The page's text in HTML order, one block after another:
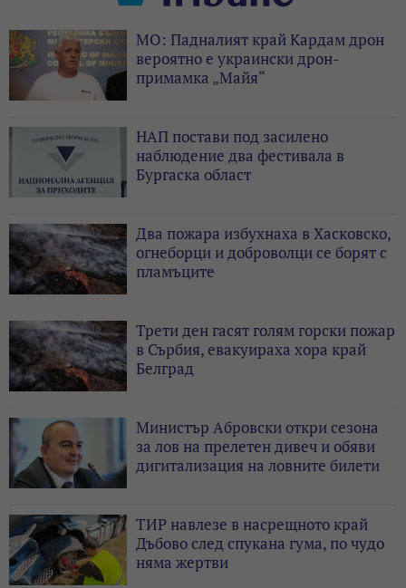
МО: Падналият край Кардам дрон
вероятно е украински дрон-
примамка „Майя“
НАП постави под засилено
наблюдение два фестивала в
Бургаска област
Два пожара избухнаха в Хасковско,
огнеборци и доброволци се борят с
пламъците
Трети ден гасят голям горски пожар
в Сърбия, евакуираха хора край
Белград
Министър Абровски откри сезона
за лов на прелетен дивеч и обяви
дигитализация на ловните билети
ТИР навлезе в насрещното край
Дъбово след спукана гума, по чудо
няма жертви